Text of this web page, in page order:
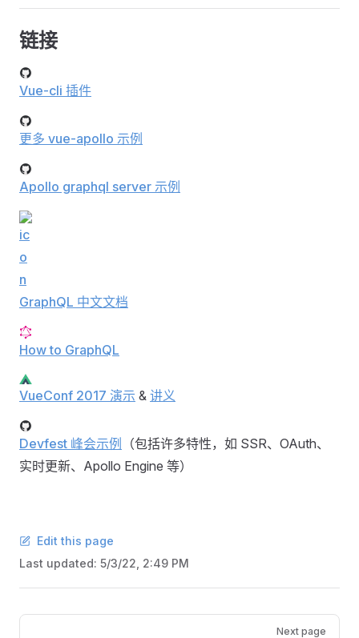
链接
Vue-cli 插件
更多 vue-apollo 示例
Apollo graphql server 示例
GraphQL 中文文档
How to GraphQL
VueConf 2017 演示 & 讲义
Devfest 峰会示例
（包括许多特性，如 SSR、OAuth、
实时更新、Apollo Engine 等）
Edit this page
Last updated: 5/3/22, 2:49 PM
Pager
Next page